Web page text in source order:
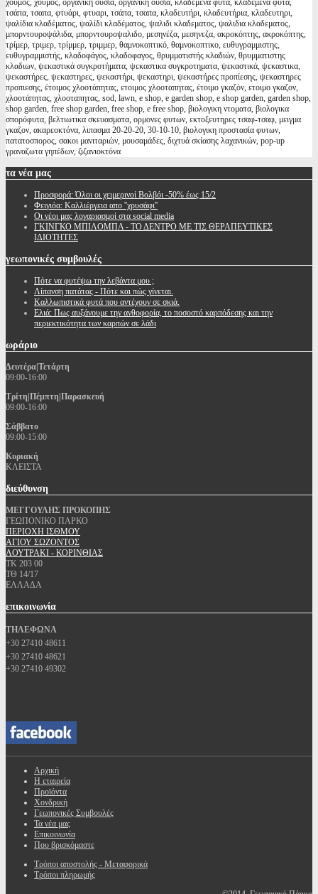
χούμος, χουμος, οργανική ουσία, οργανικη ουσια, κλαδεμένα φυτά, κλαδεμενα φυτα,
τσάπα, τσαπα, φτυάρι, φτυαρι, τσάπα, τσαπα, κλαδευτήρι, κλαδευτήρια, κλαδευτηρι,
ψαλίδια κλαδέματος, ψαλίδι κλαδέματος, ψαλιδι κλαδεματος, ψαλιδια κλαδεματος,
μπορντουροψάλιδα, μπορντουροψαλιδο, μεσηνέζα, μεσηνεζα, ακροκόπτης, ακροκόπτης,
τρίμερ, τριμερ, τρίμμερ, τριμμερ, θαμνοκοπτικό, θαμνοκοπτικο, ευθυγραμμιστης,
ευθυγραμμιστής, κλαδοφάγος, κλαδοφαγος, θρυμματιστής κλαδιών, θρυμματιστης
κλαδιων, ψεκαστικά συγκροτήματα, ψεκαστικα συγκροτηματα, ψεκαστικά, ψεκαστικα,
ψεκαστήρες, ψεκαστηρες, ψεκαστήρι, ψεκαστηρι, ψεκαστήρες προπίεσης, ψεκαστηρες
προπιεσης, έτοιμος χλοοτάπητας, ετοιμος χλοοταπητας, έτοιμο γκαζόν, ετοιμο γκαζον,
χλοοτάπητας, χλοοταπητας, sod, lawn, e shop, e garden shop, e shop garden, garden shop,
shop garden, free shop garden, free shop, e free shop, βιολογικη ντοματα, βιολογικα
σπορόφυτα, βελτιωτικα σκευασματα, ορμονες φυτων, εκτοξευτηρες τσαφ-τσαφ, μειγμα
γκαζον, ακαρεοκτόνα, λιπασμα 20-20-20, 30-10-10, βιολογικη προστασία φυτων,
πατατοσπορος, σακοι μανιταριών, μουσαμάδες, διχτυά σκίασης λαχανικών, pop-up
γραναζωτα γηπέδων, ζιζανιοκτόνα
τα νέα μας
Προσφορά: Όλοι οι χειμερινοί Βολβόι -50% έως 15/2
Φειγιόα: Καλλιέργεια απο ''χρυσάφι''
Oι νέοι μας λογαριασμοί στα social media
ΓΚΙΝΓΚΟ ΜΠΙΛΟΜΠΑ - ΤΟ ΔΕΝΤΡΟ ΜΕ ΤΙΣ ΘΕΡΑΠΕΥΤΙΚΕΣ
ΙΔΙΟΤΗΤΕΣ
γεωπονικές συμβουλές
Πότε να φυτέψω την λεβάντα μου ;
Λίπανση πατάτας - Πότε και πώς γίνεται.
Καλλωπιστικά φυτά που αντέχουν σε σκιά.
Ελιά: Πως αυξάνουμε την ανθοφορία, το ποσοστό καρπόδεσης και την
περιεκτικότητα των καρπών σε λάδι
ωράριο
Δευτέρα|Τετάρτη
09:00-16:00
Τρίτη|Πέμπτη|Παρασκευή
09:00-16:00
Σάββατο
09:00-15:00
Κυριακή
ΚΛΕΙΣΤΑ
διεύθυνση
ΜΕΓΓΟΥΛΗΣ ΠΡΟΚΟΠΗΣ
ΓΕΩΠΟΝΙΚΟ ΠΑΡΚΟ
ΠΕΡΙΟΧΗ ΙΣΘΜΟΥ
ΑΓΙΟΥ ΣΩΖΟΝΤΟΣ
ΛΟΥΤΡΑΚΙ - ΚΟΡΙΝΘΙΑΣ
ΤΚ 203 00
ΤΘ 14/17
ΕΛΛΑΔΑ
επικοινωνία
ΤΗΛΕΦΩΝΑ
+30 27410 48611
+30 27410 48621
+30 27410 49302
Αρχική
Η εταιρεία
Προϊόντα
Χονδρική
Γεωπονικές Συμβουλές
Τα νέα μας
Επικοινωνία
Που βρισκόμαστε
Τρόποι αποστολής - Μεταφορικά
Τρόποι πληρωμής